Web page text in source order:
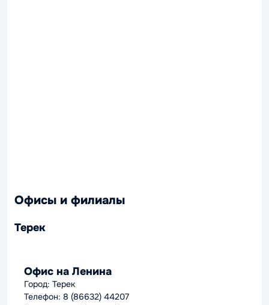
Офисы и филиалы
Терек
Офис на Ленина
Город: Терек
Телефон: 8 (86632) 44207